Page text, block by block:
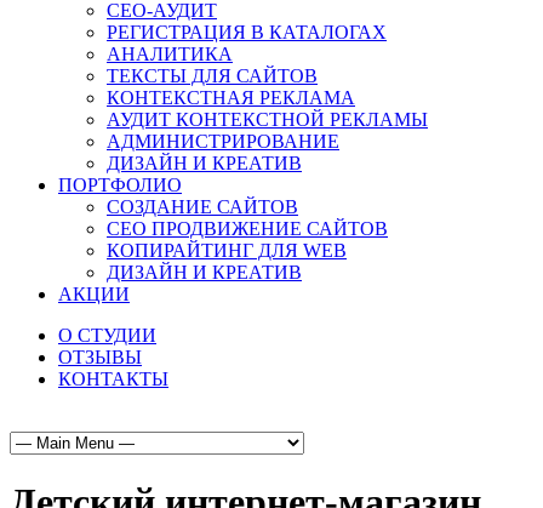
СЕО-АУДИТ
РЕГИСТРАЦИЯ В КАТАЛОГАХ
АНАЛИТИКА
ТЕКСТЫ ДЛЯ САЙТОВ
КОНТЕКСТНАЯ РЕКЛАМА
АУДИТ КОНТЕКСТНОЙ РЕКЛАМЫ
АДМИНИСТРИРОВАНИЕ
ДИЗАЙН И КРЕАТИВ
ПОРТФОЛИО
СОЗДАНИЕ САЙТОВ
СЕО ПРОДВИЖЕНИЕ САЙТОВ
КОПИРАЙТИНГ ДЛЯ WEB
ДИЗАЙН И КРЕАТИВ
АКЦИИ
О СТУДИИ
ОТЗЫВЫ
КОНТАКТЫ